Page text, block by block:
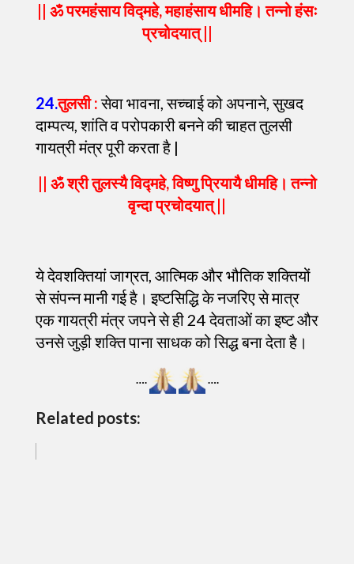
|| ॐ परमहंसाय विद्महे, महाहंसाय धीमहि। तन्नो हंसः
प्रचोदयात् ||
24.तुलसी :सेवा भावना, सच्चाई को अपनाने, सुखद
दाम्पत्य, शांति व परोपकारी बनने की चाहत तुलसी
गायत्री मंत्र पूरी करता है |
|| ॐ श्री तुलस्यै विद्महे, विष्णु प्रियायै धीमहि। तन्नो
वृन्दा प्रचोदयात् ||
ये देवशक्तियां जाग्रत, आत्मिक और भौतिक शक्तियों
से संपन्न मानी गई है। इष्टसिद्धि के नजरिए से मात्र
एक गायत्री मंत्र जपने से ही 24 देवताओं का इष्ट और
उनसे जुड़ी शक्ति पाना साधक को सिद्ध बना देता है।
…. ….
Related posts: